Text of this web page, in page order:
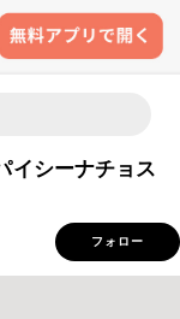
イシーナチョス
フォロー